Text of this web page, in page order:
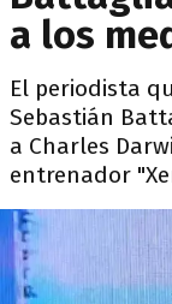
a los
El periodista
Sebastián
a Charles
entrenador